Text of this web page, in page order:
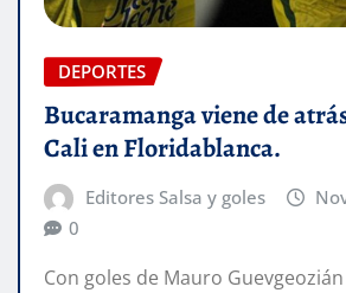
DEPORTES
Bucaramanga viene de
Cali en Floridablanca.
Editores Salsa y goles
0
Con goles de Mauro